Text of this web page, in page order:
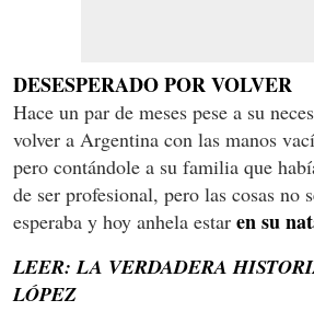
DESESPERADO POR VOLVER
Hace un par de meses pese a su
volver a Argentina con las manos
pero contándole a su familia que
de ser profesional, pero las cosas no
esperaba y hoy anhela estar en su
LEER: LA VERDADERA
LÓPEZ